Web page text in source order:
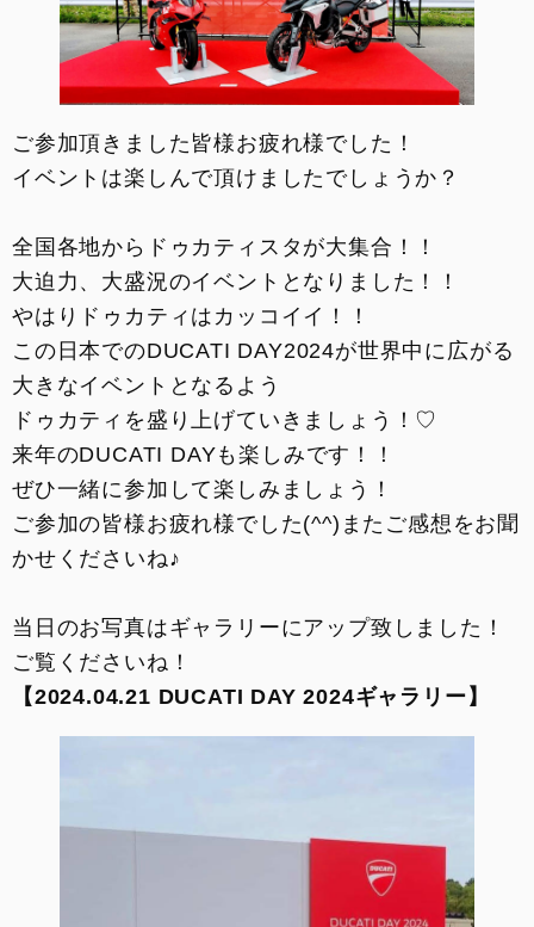
お支払いシミュレーション
お問い合わせ
ご参加頂きました皆様お疲れ様でした！
イベントは楽しんで頂けましたでしょうか？
全国各地からドゥカティスタが大集合！！
大迫力、大盛況のイベントとなりました！！
やはりドゥカティはカッコイイ！！
この日本でのDUCATI DAY2024が世界中に広がる
大きなイベントとなるよう
ドゥカティを盛り上げていきましょう！♡
来年のDUCATI DAYも楽しみです！！
ぜひ一緒に参加して楽しみましょう！
ご参加の皆様お疲れ様でした(^^)またご感想をお聞
かせくださいね♪
当日のお写真はギャラリーにアップ致しました！
ご覧くださいね！
【2024.04.21 DUCATI DAY 2024ギャラリー】